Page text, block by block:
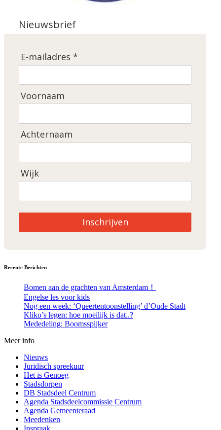
Nieuwsbrief
E-mailadres *
Voornaam
Achternaam
Wijk
Inschrijven
Recente Berichten
Bomen aan de grachten van Amsterdam！
Engelse les voor kids
Nog een week: ‘Queertentoonstelling’ d’Oude Stadt
Kliko’s legen: hoe moeilijk is dat..?
Mededeling: Boomsspijker
Meer info
Nieuws
Juridisch spreekuur
Het is Genoeg
Stadsdorpen
DB Stadsdeel Centrum
Agenda Stadsdeelcommissie Centrum
Agenda Gemeenteraad
Meedenken
Inspraak